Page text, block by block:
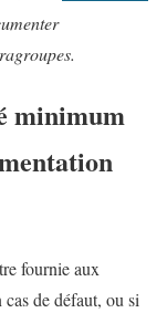
minimum
fournie aux
de défaut, ou si